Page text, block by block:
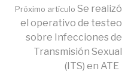
Próximo artículo Se realizó
el operativo de testeo
sobre Infecciones de
Transmisión Sexual
(ITS) en ATE